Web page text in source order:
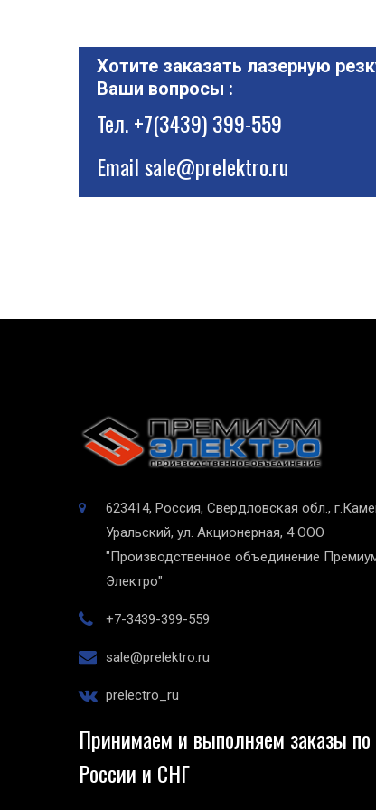
Хотите заказать лазерную
Ваши вопросы :
Тел.+7(3439) 399-559
Emailsale@prelektro.ru
623414, Россия, Свердловская обл.,
Уральский, ул. Акционерная, 4 ООО
"Производственное объединение
Электро"
+7-3439-399-559
sale@prelektro.ru
prelectro_ru
Принимаем и выполняем заказы по
России и СНГ